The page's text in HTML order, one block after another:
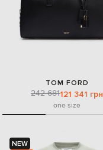
TOM FORD
242 681121 341 грн
one size
NEW